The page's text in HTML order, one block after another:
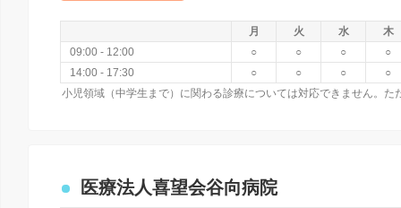
月 火 水
木
09:00 - 12:00
○ ○ ○
○
14:00 - 17:30
○ ○ ○ ○
医療法人喜望会谷向病院